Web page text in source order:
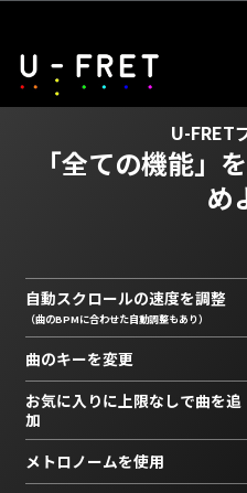
U-FRET
「全ての機能」を
め
自動スクロールの速度を調整
（曲のBPMに合わせた自動調整もあり）
曲のキーを変更
お気に入りに上限なしで曲を追
加
メトロノームを使用